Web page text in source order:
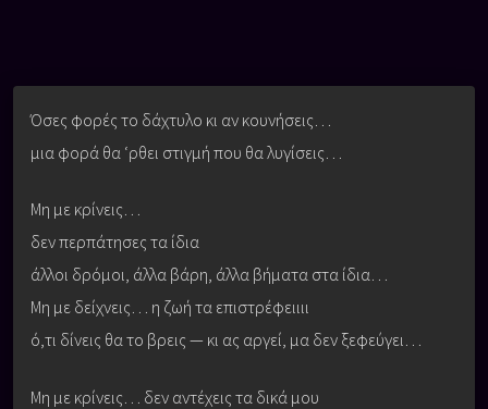
Όσες φορές το δάχτυλο κι αν κουνήσεις…
μια φορά θα ‘ρθει στιγμή που θα λυγίσεις…
Μη με κρίνεις…
δεν περπάτησες τα ίδια
άλλοι δρόμοι, άλλα βάρη, άλλα βήματα στα ίδια…
Μη με δείχνεις… η ζωή τα επιστρέφειιιι
ό,τι δίνεις θα το βρεις — κι ας αργεί, μα δεν ξεφεύγει…
Μη με κρίνεις… δεν αντέχεις τα δικά μου